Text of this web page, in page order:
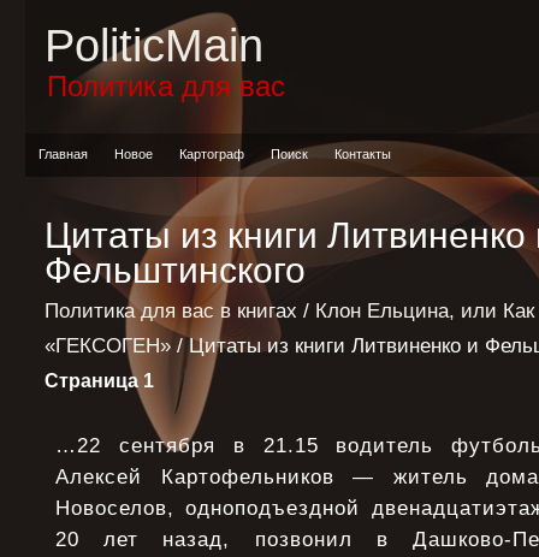
PoliticMain
Политика для вас
Главная Новое Картограф Поиск Контакты
Цитаты из книги Литвиненко
Фельштинского
Политика для вас в книгах / Клон Ельцина, или
«ГЕКСОГЕН» / Цитаты из книги Литвиненко и
Страница 1
…22 сентября в 21.15 водитель
Алексей Картофельников — житель
Новоселов, одноподъездной
20 лет назад, позвонил в Дашково-